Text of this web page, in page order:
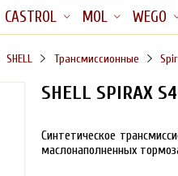
CASTROL MOL WEGO
SHELL Трансмиссионные
SHELL SPIRAX
Синтетическое
маслонаполненных